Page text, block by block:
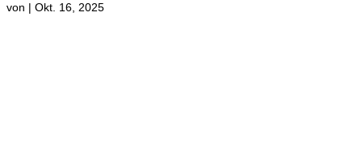
von | Okt. 16, 2025